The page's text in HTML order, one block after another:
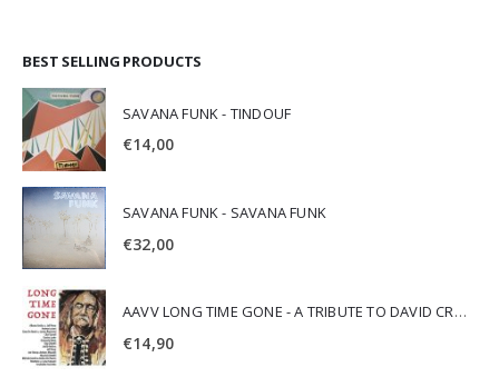
BEST SELLING PRODUCTS
SAVANA FUNK - TINDOUF
€14,00
SAVANA FUNK - SAVANA FUNK
€32,00
AAVV LONG TIME GONE - A TRIBUTE TO DAVID CROSBY
€14,90